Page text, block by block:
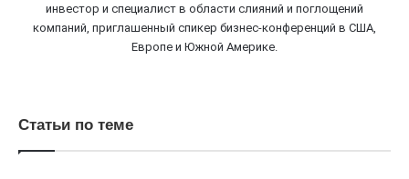
инвестор и специалист в области слияний и поглощений
компаний, приглашенный спикер бизнес-конференций в США,
Европе и Южной Америке.
Статьи по теме